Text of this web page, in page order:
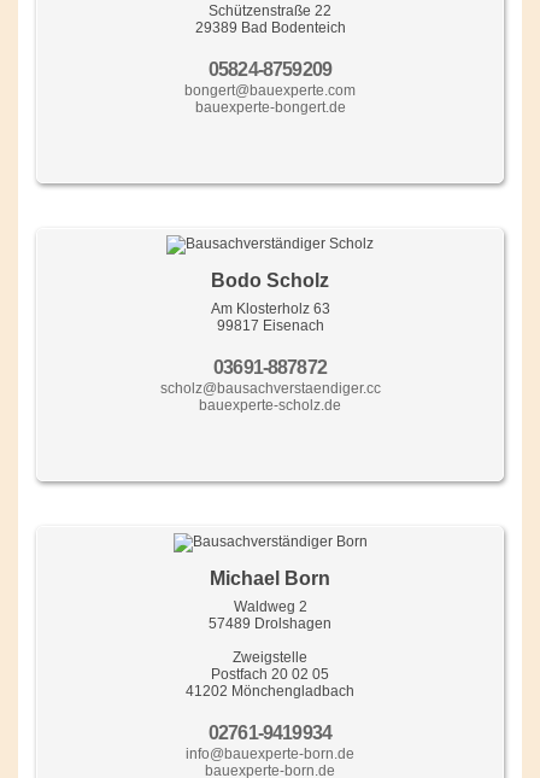
Schützenstraße 22
29389 Bad Bodenteich
05824-8759209
bongert@bauexperte.com
bauexperte-bongert.de
Bodo Scholz
Am Klosterholz 63
99817 Eisenach
03691-887872
scholz@bausachverstaendiger.cc
bauexperte-scholz.de
Michael Born
Waldweg 2
57489 Drolshagen
Zweigstelle
Postfach 20 02 05
41202 Mönchengladbach
02761-9419934
info@bauexperte-born.de
bauexperte-born.de